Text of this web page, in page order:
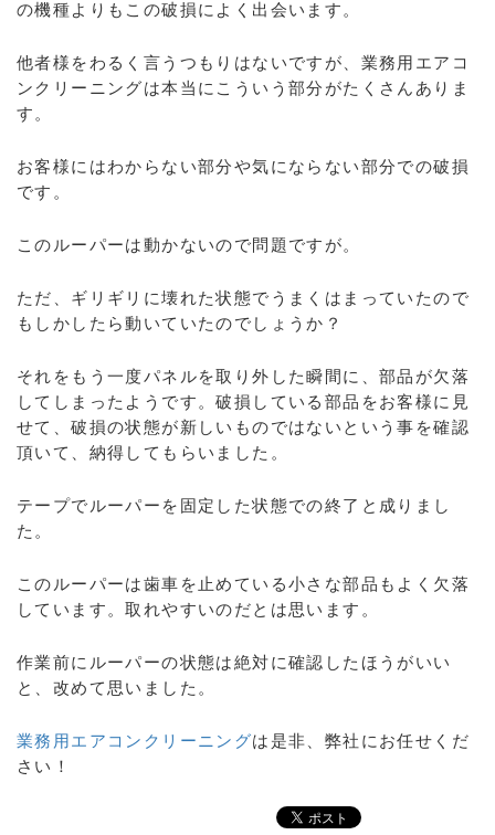
の機種よりもこの破損によく出会います。
他者様をわるく言うつもりはないですが、業務用エアコ
ンクリーニングは本当にこういう部分がたくさんありま
す。
お客様にはわからない部分や気にならない部分での破損
です。
このルーパーは動かないので問題ですが。
ただ、ギリギリに壊れた状態でうまくはまっていたので
もしかしたら動いていたのでしょうか？
それをもう一度パネルを取り外した瞬間に、部品が欠落
してしまったようです。破損している部品をお客様に見
せて、破損の状態が新しいものではないという事を確認
頂いて、納得してもらいました。
テープでルーパーを固定した状態での終了と成りまし
た。
このルーパーは歯車を止めている小さな部品もよく欠落
しています。取れやすいのだとは思います。
作業前にルーパーの状態は絶対に確認したほうがいい
と、改めて思いました。
業務用エアコンクリーニングは是非、弊社にお任せくだ
さい！